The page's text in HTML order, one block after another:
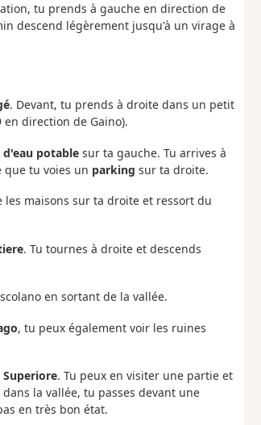
tu prends à gauche en direction de
descend légèrement jusqu'à un virage à
. Devant, tu prends à droite dans un petit
direction de Gaino).
potablesur ta gauche. Tu arrives à
que tu voies un parking sur ta droite.
les maisons sur ta droite et ressort du
. Tu tournes à droite et descends
en sortant de la vallée.
, tu peux également voir les ruines
. Tu peux en visiter une partie et
la vallée, tu passes devant une
en très bon état.